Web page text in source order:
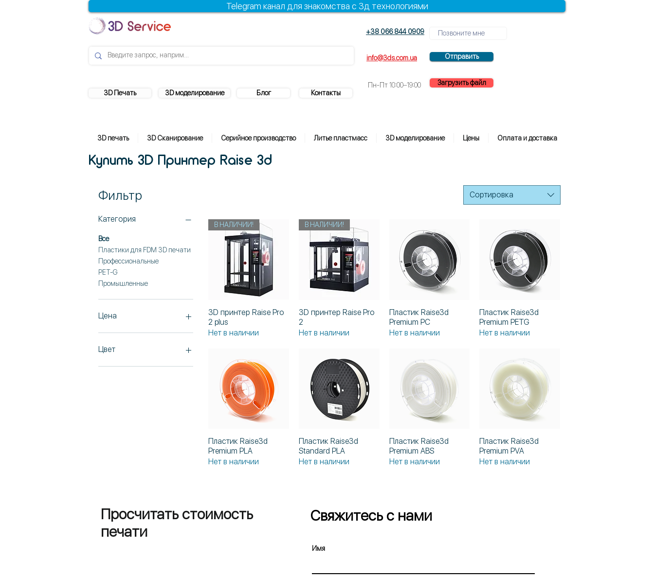
Telegram канал для знакомства с 3д технологиями
3D Печать 3D моделирование Блог Контакты
+38 066 844 0909
info@3ds.com.ua Отправить
Пн-Пт10:00–19:00 Загрузить файл
3D печать 3D Сканирование Серийное производство Литье пластмасс 3D моделирование Цены Оплата и доставка
Купить 3D Принтер Raise 3d
Фильтр
Категория
Все
Пластики для FDM 3D печати
Профессиональные
PET-G
Промышленные
Цена
29 $
Цвет
Сортировка
Быстрый просмотр
В НАЛИЧИИ!
3D принтер Raise Pro
2 plus
Нет в наличии
Быстрый просмотр
В НАЛИЧИИ!
3D принтер Raise Pro
2
Нет в наличии
Быстрый просмотр
Пластик Raise3d
Premium PC
Нет в наличии
Быстрый просмотр
Пластик Raise3d
Premium PETG
Нет в наличии
Быстрый просмотр
Пластик Raise3d
Premium PLA
Нет в наличии
Быстрый просмотр
Пластик Raise3d
Standard PLA
Нет в наличии
Быстрый просмотр
Пластик Raise3d
Premium ABS
Нет в наличии
Быстрый просмотр
Пластик Raise3d
Premium PVA
Нет в наличии
Просчитать стоимость
печати
Свяжитесь с нами
Имя